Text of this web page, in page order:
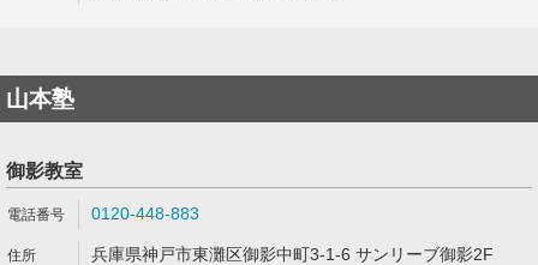
山本塾
御影教室
0120-448-883
兵庫県神戸市東灘区御影中町3-1-6 サンリーブ御影2F